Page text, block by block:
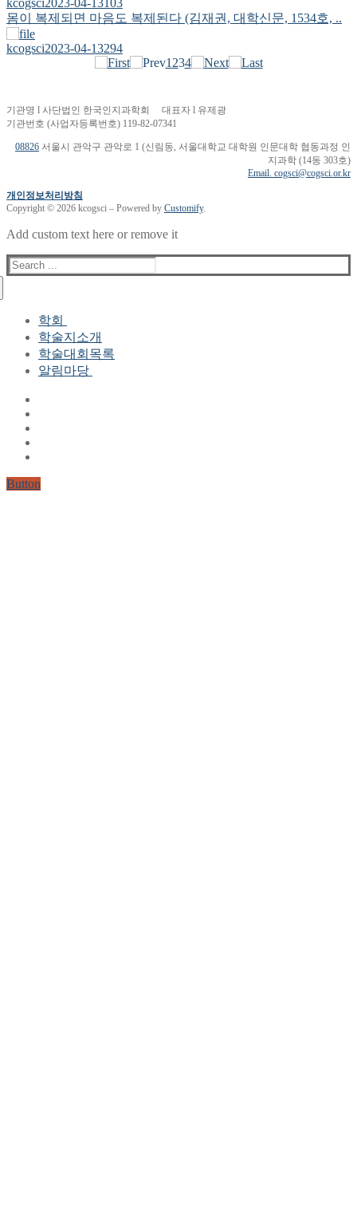
몸이 복제되면 마음도 복제된다 (김재권, 대학신문, 1534호, ..
kcogsci2023-04-13294
1 234
기관명 l 사단법인 한국인지과학회 대표자 l 유제광
기관번호 (사업자등록번호) 119-82-07341
08826 서울시 관악구 관악로 1 (신림동, 서울대학교 대학원 인문대학 협동과정 인
지과학 (14동 303호)
Email. cogsci@cogsci.or.kr
개인정보처리방침
Copyright © 2026 kcogsci – Powered by Customify.
Add custom text here or remove it
Search
for:
학회
학회장 인사말
현 임원진
역대 임원진
학술지소개
학술대회목록
알림마당
Button